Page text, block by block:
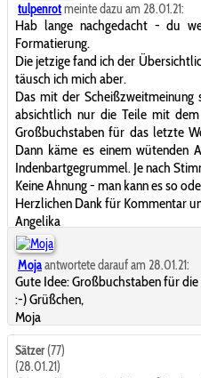
tulpenrotmeinte dazu am 28.01.21:
Hab lange nachgedacht - du
Formatierung.
Die jetzige fand ich der
täusch ich mich aber.
Das mit der
absichtlich nur die Teile mit
Großbuchstaben für das letzte
Dann käme es einem wütenden
Indenbartgegrummel. Je nach
Keine Ahnung - man kann es so
Herzlichen Dank für Kommentar
Angelika
Mojaantwortete darauf am 28.01.21:
Gute Idee: Großbuchstaben für die
:-) Grüßchen,
Moja
Sätzer(77)
(28.01.21)